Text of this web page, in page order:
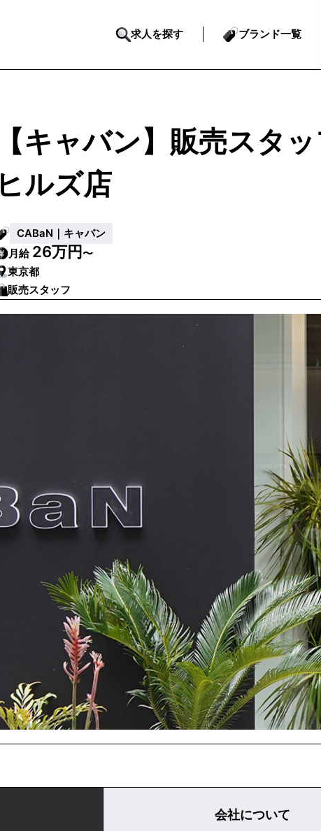
求人を探す ブランド一覧
【キャバン】販売スタ
ヒルズ店
CABaN｜キャバン
月給 26万円〜
東京都
販売スタッフ
会社について